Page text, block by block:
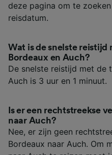
deze pagina om te
reisdatum.
Wat is de snelste reistijd
Bordeaux en Auch?
De snelste reistijd met de
Auch is 3 uur en 1 minuut.
Is er een rechtstreekse
naar Auch?
Nee, er zijn geen
Bordeaux naar Auch. Om